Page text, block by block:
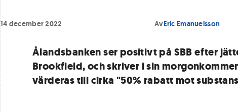
14 december 2022 AvEric Emanuelsson
Ålandsbanken ser positivt på SBB efter
Brookfield, och skriver i sin
värderas till cirka "50% rabatt mot